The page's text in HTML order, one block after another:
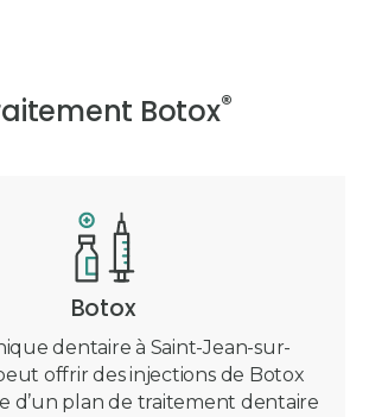
Botox®
Botox
dentaire à Saint-Jean-sur-
offrir des injections de Botox
d’un plan de traitement dentaire